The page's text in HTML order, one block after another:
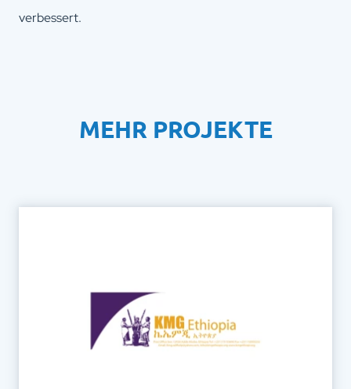
verbessert.
MEHR PROJEKTE